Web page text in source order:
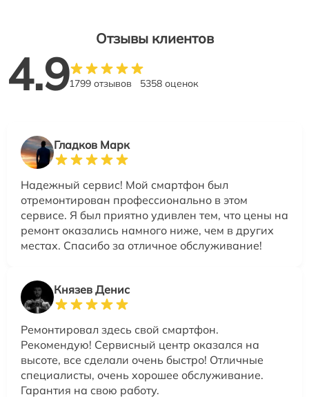
Отзывы клиентов
4.91799 отзывов 5358 оценок
Гладков Марк
Надежный сервис! Мой смартфон был
отремонтирован профессионально в этом
сервисе. Я был приятно удивлен тем, что цены на
ремонт оказались намного ниже, чем в других
местах. Спасибо за отличное обслуживание!
Князев Денис
Ремонтировал здесь свой смартфон.
Рекомендую! Сервисный центр оказался на
высоте, все сделали очень быстро! Отличные
специалисты, очень хорошее обслуживание.
Гарантия на свою работу.